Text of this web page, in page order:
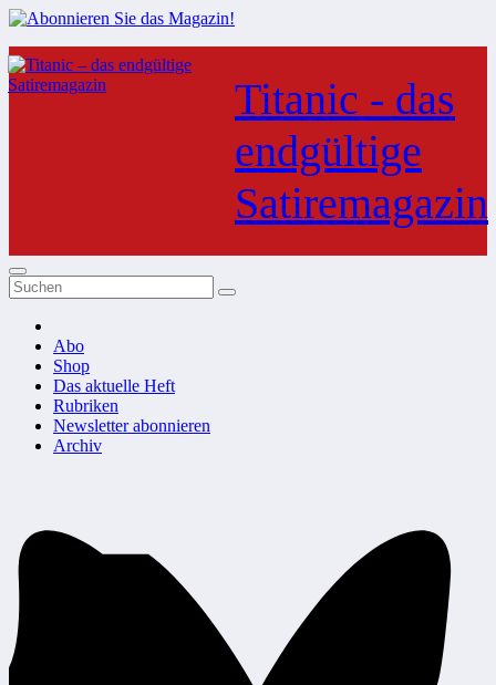
Zum
Inhalt
springen
Titanic - das
endgültige
Satiremagazin
Abo
Shop
Das aktuelle Heft
Rubriken
Newsletter abonnieren
Archiv